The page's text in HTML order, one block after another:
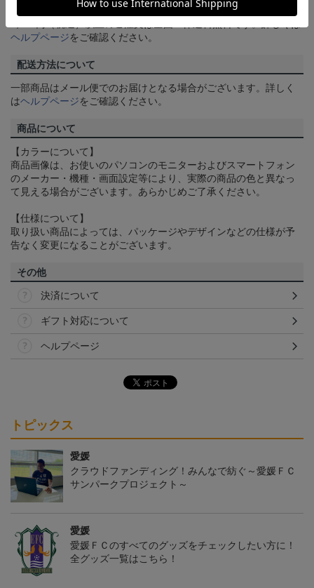
ヘルプページをご確認ください。
配送方法について
一部商品はメール便でのお届けとなる場合がございます。詳しく
はヘルプページをご確認ください。
商品について
【カラーについて】
商品画像は、お使いのパソコンのモニターおよびスマートフォン
のメーカー・機種・画面設定等により、実際の商品の色と異なっ
て見える場合がございます。あらかじめご了承ください。
【仕様について】
取り扱い商品によっては、パッケージやデザインなどの仕様が予
告なく変更になることがございます。
その他
決済について
ギフト対応について
ヘルプページ
トピックス
愛媛
クラウドファンディング！みんなで紡ぐ～愛媛ＦＣ
サンパークプロジェクト～
愛媛
愛媛ＦＣのすべてのグッズをチェックしたい方に！
全グッズ一覧はこちら！